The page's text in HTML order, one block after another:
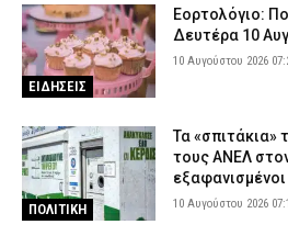
ΕΙΔΗΣΕΙΣ
Εορτολόγιο:
Δευτέρα 10
10 Αυγούστου 2026
ΠΟΛΙΤΙΚΗ
Τα «σπιτάκια»
τους ΑΝΕΛ
10 Αυγούστου 2026